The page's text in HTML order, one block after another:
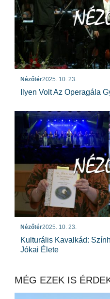
Nézőtér2025. 10. 23.
Ilyen Volt Az Operagála
Nézőtér2025. 10. 23.
Kulturális Kavalkád:
Jókai Élete
MÉG EZEK IS